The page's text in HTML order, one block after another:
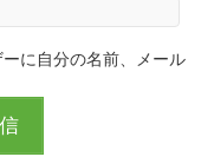
に自分の名前、メール